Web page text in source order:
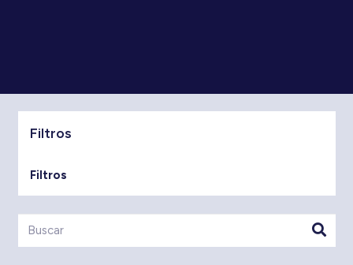
Filtros
Filtros